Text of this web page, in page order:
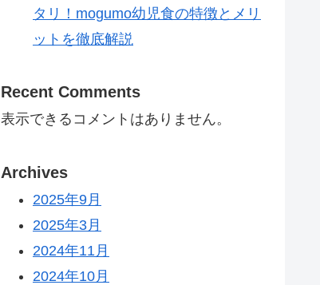
タリ！mogumo幼児食の特徴とメリ
ットを徹底解説
Recent Comments
表示できるコメントはありません。
Archives
2025年9月
2025年3月
2024年11月
2024年10月